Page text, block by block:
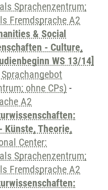
Sprachenzentrum;
Fremdsprache A2
& Social
- Culture,
WS 13/14]
ohne CPs) -
A2
Künste, Theorie,
Center:
Sprachenzentrum;
Fremdsprache A2